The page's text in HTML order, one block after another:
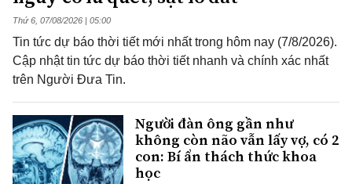
Thứ 6, 07/08/2026 | 05:00
Tin tức dự báo thời tiết mới nhất trong hôm nay (7/8/2026).
Cập nhật tin tức dự báo thời tiết nhanh và chính xác nhất
trên Người Đưa Tin.
Người đàn ông gần như
không còn não vẫn lấy vợ, có 2
con: Bí ẩn thách thức khoa
học